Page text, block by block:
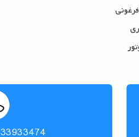
33933474 - 33950820